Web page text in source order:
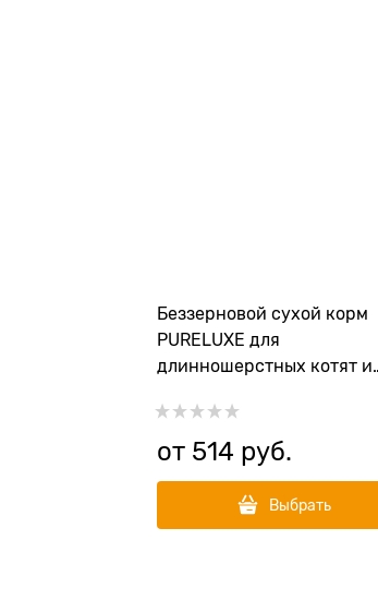
Беззерновой сухой корм
PURELUXE для
длинношерстных котят и
от 514 руб.
Выбрать